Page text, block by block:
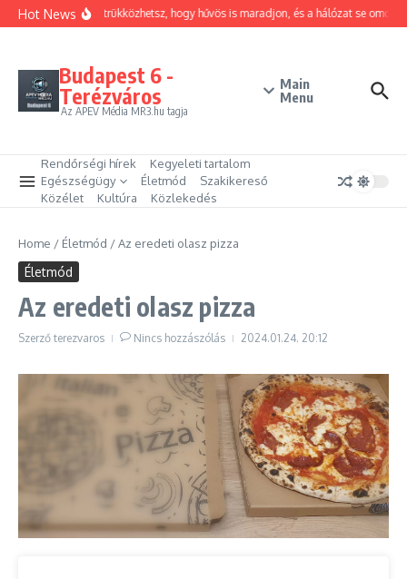
Ugrás a tartalomhoz
Hot NewsHogyan trükközhetsz, hogy hűvös is maradjon, és a hálózat se omoljon
Budapest 6 -
Terézváros
Az APEV Média MR3.hu tagja
Main
Menu
Rendőrségi hírek
Kegyeleti tartalom
Egészségügy
Életmód
Szakikereső
Közélet
Kultúra Közlekedés
Home / Életmód /Az eredeti olasz pizza
Életmód
Az eredeti olasz pizza
Szerző terezvaros Nincs hozzászólás 2024.01.24. 20:12